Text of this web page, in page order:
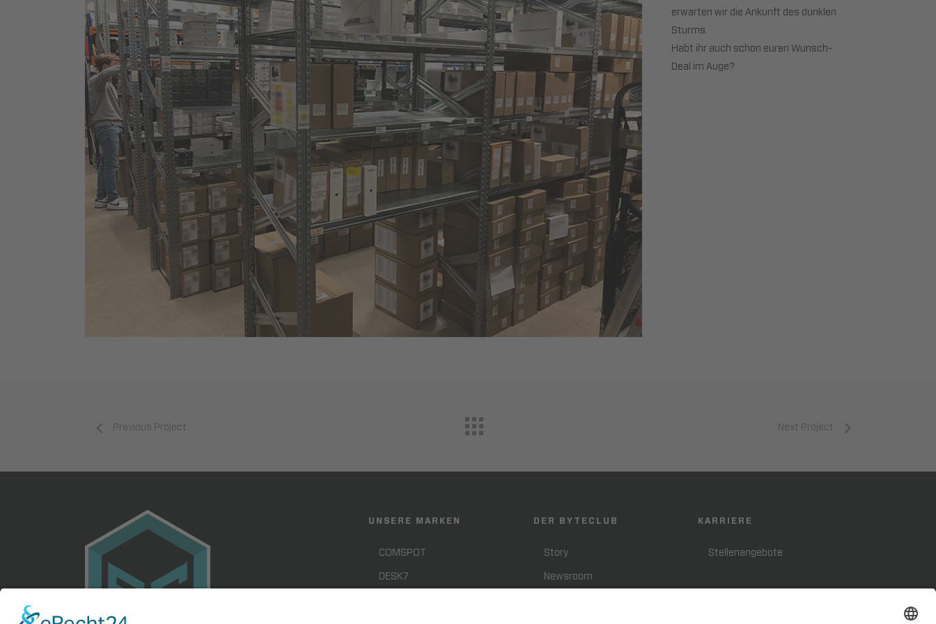
erwarten wir die Ankunft des dunklen
Sturms.
Habt ihr auch schon euren Wunsch-
Deal im Auge?
Previous Project Next Project
UNSERE MARKEN
COMSPOT
DESK7
DER BYTECLUB
Story
Newsroom
KARRIERE
Stellenangebote